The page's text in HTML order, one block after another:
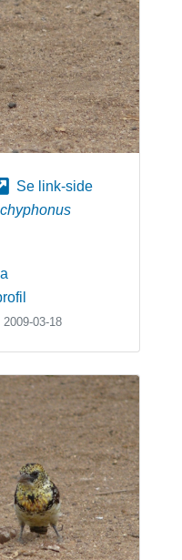
Se link-side
2009-03-18